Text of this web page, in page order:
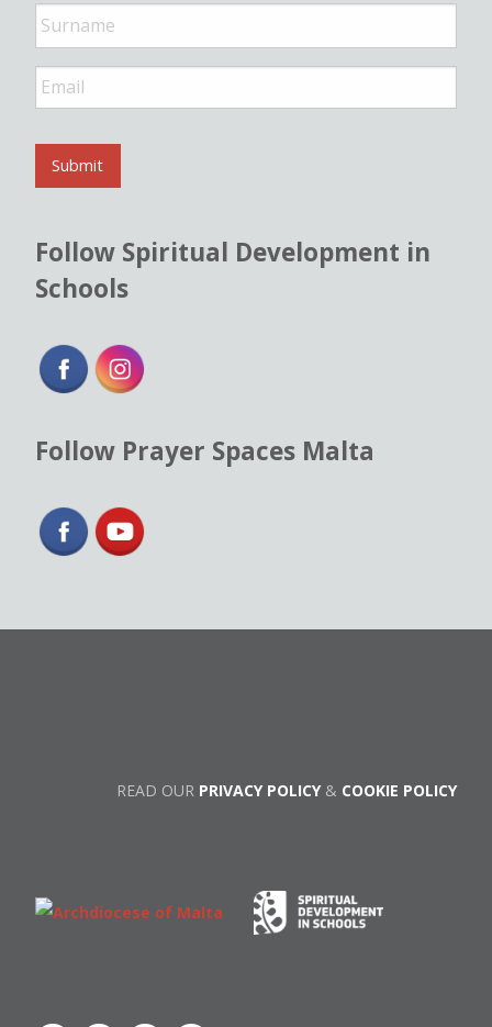
*
E
m
i
*
Submit
Follow Spiritual Development in
Schools
Follow Prayer Spaces Malta
READ OUR PRIVACY POLICY& COOKIE POLICY